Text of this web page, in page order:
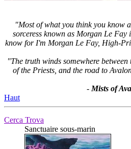
"Most of what you think you know
sorceress known as Morgan Le
know for I'm Morgan Le Fay, High-
"The truth winds somewhere
of the Priests, and the road to
- Mists of
Haut
Cerca Trova
Sanctuaire sous-marin